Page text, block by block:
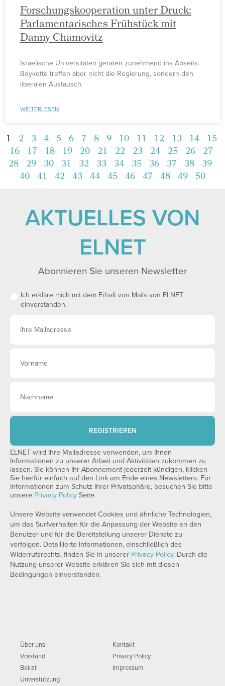
Forschungskooperation unter Druck:
Parlamentarisches Frühstück mit
Danny Chamovitz
Israelische Universitäten geraten zunehmend ins Abseits.
Boykotte treffen aber nicht die Regierung, sondern den
liberalen Austausch.
WEITERLESEN
1 2 3 4 5 6 7 8 9 10 11 12 13 14 15
16 17 18 19 20 21 22 23 24 25 26 27
28 29 30 31 32 33 34 35 36 37 38 39
40 41 42 43 44 45 46 47 48 49 50
AKTUELLES VON
ELNET
Abonnieren Sie unseren Newsletter
Ich erkläre mich mit dem Erhalt von Mails von ELNET
einverstanden.
REGISTRIEREN
ELNET wird Ihre Mailadresse verwenden, um Ihnen
Informationen zu unserer Arbeit und Aktivitäten zukommen zu
lassen. Sie können Ihr Abonnement jederzeit kündigen, klicken
Sie hierfür einfach auf den Link am Ende eines Newsletters. Für
Informationen zum Schutz Ihrer Privatsphäre, besuchen Sie bitte
unsere Privacy Policy Seite.
Unsere Website verwendet Cookies und ähnliche Technologien,
um das Surfverhalten für die Anpassung der Website an den
Benutzer und für die Bereitstellung unserer Dienste zu
verfolgen. Detaillierte Informationen, einschließlich des
Widerrufsrechts, finden Sie in unserer Privacy Policy. Durch die
Nutzung unserer Website erklären Sie sich mit diesen
Bedingungen einverstanden.
Über uns
Vorstand
Beirat
Unterstützung
Kontakt
Privacy Policy
Impressum